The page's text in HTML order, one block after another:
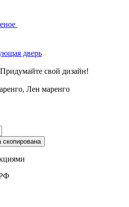
дверь
свой дизайн!
Лен маренго